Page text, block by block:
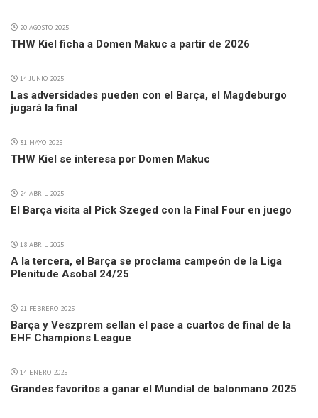
20 AGOSTO 2025
THW Kiel ficha a Domen Makuc a partir de 2026
14 JUNIO 2025
Las adversidades pueden con el Barça, el Magdeburgo
jugará la final
31 MAYO 2025
THW Kiel se interesa por Domen Makuc
24 ABRIL 2025
El Barça visita al Pick Szeged con la Final Four en juego
18 ABRIL 2025
A la tercera, el Barça se proclama campeón de la Liga
Plenitude Asobal 24/25
21 FEBRERO 2025
Barça y Veszprem sellan el pase a cuartos de final de la
EHF Champions League
14 ENERO 2025
Grandes favoritos a ganar el Mundial de balonmano 2025